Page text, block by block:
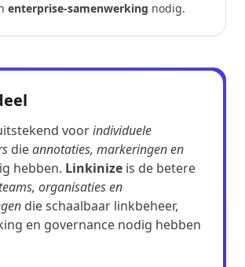
enterprise-samenwerking nodig.
voorindividuele
dieannotaties, markeringen en
hebben. Linkinize is de betere
teams, organisaties en
die schaalbaar linkbeheer,
en governance nodig hebben